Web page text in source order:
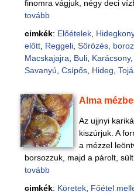
finomra vágjuk, négy deci
tovább
cimkék: Előételek,
előtt, Reggeli, Sörözés,
Macskajajra
Buli, Karácsony,
Savanyú Csípős, Hideg
Alma
Az ujjnyi
kiszúrjuk. A
a mézzel
borsozzuk, majd a párolt,
tovább
cimkék: Köretek, Főétel